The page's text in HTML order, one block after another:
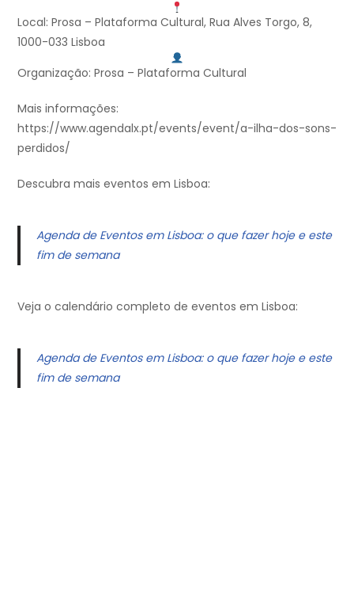
Local: Prosa – Plataforma Cultural, Rua Alves Torgo, 8,
1000-033 Lisboa
Organização: Prosa – Plataforma Cultural
Mais informações:
https://www.agendalx.pt/events/event/a-ilha-dos-sons-
perdidos/
Descubra mais eventos em Lisboa:
Agenda de Eventos em Lisboa: o que fazer hoje e este
fim de semana
Veja o calendário completo de eventos em Lisboa:
Agenda de Eventos em Lisboa: o que fazer hoje e este
fim de semana